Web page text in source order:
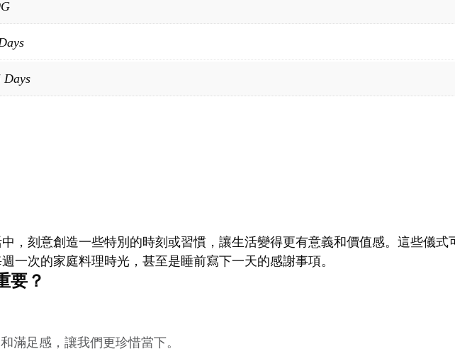
Days
，刻意創造一些特別的時刻或習慣，讓生活變得更有意義和價值感。這些儀
一次的家庭料理時光，甚至是睡前寫下一天的感謝事項。
要？
滿足感，讓我們更珍惜當下。